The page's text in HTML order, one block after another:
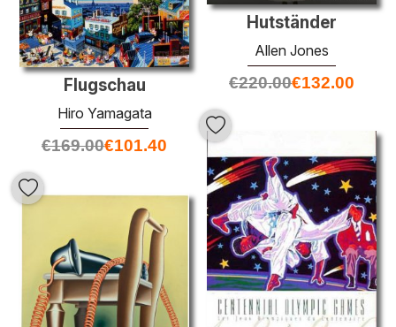
Hutständer
Allen Jones
€220.00€132.00
Flugschau
Hiro Yamagata
€169.00€101.40